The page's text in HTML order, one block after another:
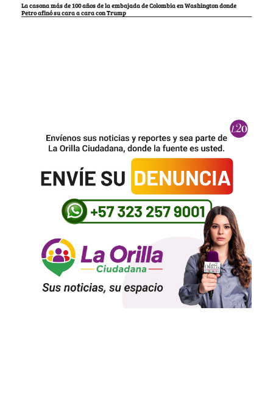
La casona más de 100 años de la embajada de Colombia en Washington donde
Petro afinó su cara a cara con Trump